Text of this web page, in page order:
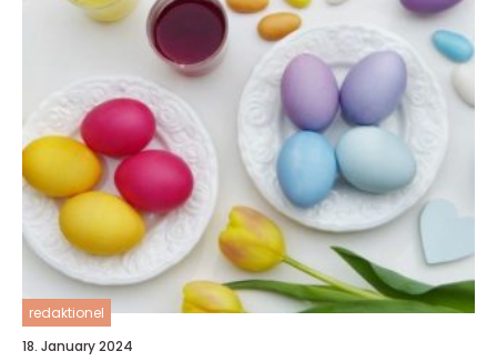
redaktionel
18. January 2024